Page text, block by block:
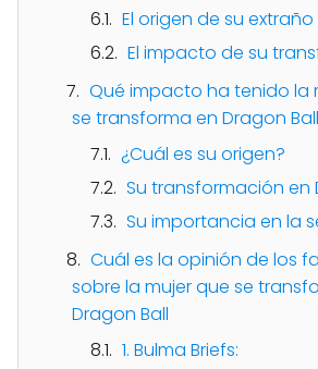
El origen de su
El impacto de su
Qué impacto ha tenido la
se transforma en Dragon
¿Cuál es su origen?
Su transformación en
Su importancia en la
Cuál es la opinión de los
sobre la mujer que se
Dragon Ball
1. Bulma Briefs: